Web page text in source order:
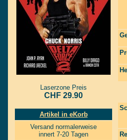
Laserzone Preis
CHF 29.90
Artikel in eKorb
Versand normalerweise
innert 7-20 Tagen